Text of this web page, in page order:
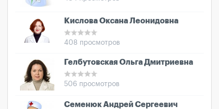
Кислова Оксана Леонидовна
408 просмотров
Гелбутовская Ольга Дмитриевна
506 просмотров
Семенюк Андрей Сергеевич